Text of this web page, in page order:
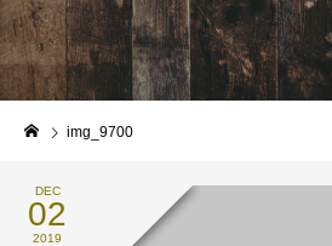
img_9700
DEC
02
2019